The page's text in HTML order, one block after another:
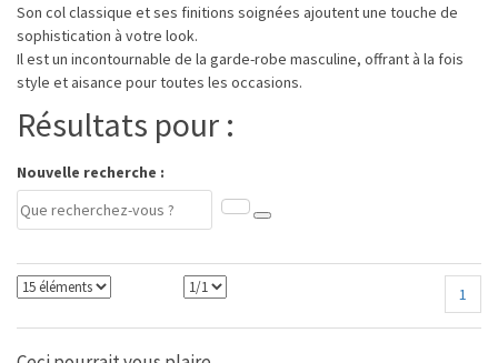
Son col classique et ses finitions soignées ajoutent une touche de
sophistication à votre look.
Il est un incontournable de la garde-robe masculine, offrant à la fois
style et aisance pour toutes les occasions.
Résultats pour :
Nouvelle recherche :
1